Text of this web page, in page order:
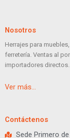
Nosotros
Herrajes para
ferretería. Ventas al
importadores directos.
Ver más…
Contáctenos
Sede Primero